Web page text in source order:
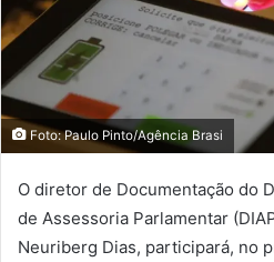
Foto: Paulo Pinto/Agência Brasi
O diretor de Documentação do
de Assessoria Parlamentar
Neuriberg Dias, participará, no